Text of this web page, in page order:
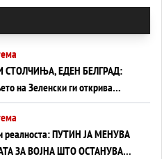
СТОЛЧИЊА, ЕДЕН БЕЛГРАД:
на Зеленски ги открива
на политиката на балансирање
реалноста: ПУТИН ЈА МЕНУВА
ЗА ВОЈНА ШТО ОСТАНУВА